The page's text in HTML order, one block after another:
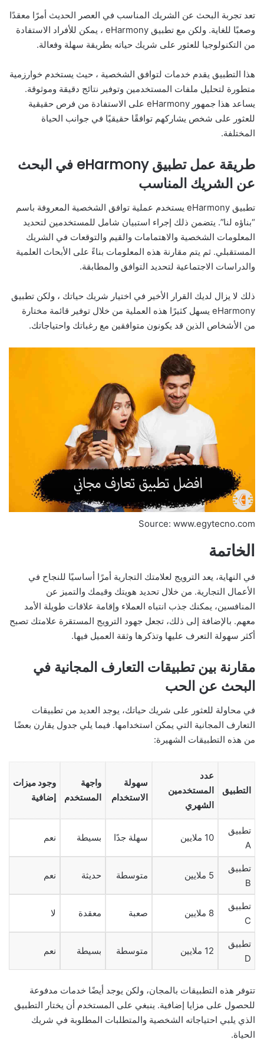
تعد تجربة البحث عن الشريك المناسب في العصر الحديث أمرًا معقدًا
وصعبًا للغاية. ولكن مع تطبيق eHarmony ، يمكن للأفراد الاستفادة
من التكنولوجيا للعثور على شريك حياته بطريقة سهلة وفعالة.
هذا التطبيق يقدم خدمات لتوافق الشخصية ، حيث يستخدم خوارزمية
متطورة لتحليل ملفات المستخدمين وتوفير نتائج دقيقة وموثوقة.
يساعد هذا جمهور eHarmony على الاستفادة من فرص حقيقية
للعثور على شخص يشاركهم توافقًا حقيقيًا في جوانب الحياة
المختلفة.
طريقة عمل تطبيق eHarmony في البحث
عن الشريك المناسب
تطبيق eHarmony يستخدم عملية توافق الشخصية المعروفة باسم
“بناؤه لنا”. يتضمن ذلك إجراء استبيان شامل للمستخدمين لتحديد
المعلومات الشخصية والاهتمامات والقيم والتوقعات في الشريك
المستقبلي. ثم يتم مقارنة هذه المعلومات بناءً على الأبحاث العلمية
والدراسات الاجتماعية لتحديد التوافق والمطابقة.
ذلك لا يزال لديك القرار الأخير في اختيار شريك حياتك ، ولكن تطبيق
eHarmony يسهل كثيرًا هذه العملية من خلال توفير قائمة مختارة
من الأشخاص الذين قد يكونون متوافقين مع رغباتك واحتياجاتك.
Source: www.egytecno.com
الخاتمة
في النهاية، يعد الترويج لعلامتك التجارية أمرًا أساسيًا للنجاح في
الأعمال التجارية. من خلال تحديد هويتك وقيمك والتميز عن
المنافسين، يمكنك جذب انتباه العملاء وإقامة علاقات طويلة الأمد
معهم. بالإضافة إلى ذلك، تجعل جهود الترويج المستقرة علامتك تصبح
أكثر سهولة التعرف عليها وتذكرها وثقة العميل فيها.
مقارنة بين تطبيقات التعارف المجانية في
البحث عن الحب
في محاولة للعثور على شريك حياتك، يوجد العديد من تطبيقات
التعارف المجانية التي يمكن استخدامها. فيما يلي جدول يقارن بعضًا
من هذه التطبيقات الشهيرة:
التطبيق
عدد
المستخدمين
الشهري
سهولة
الاستخدام
واجهة
المستخدم
وجود ميزات
إضافية
تطبيق
A
10 ملايين سهلة جدًا بسيطة نعم
تطبيق
B
5 ملايين متوسطة حديثة نعم
تطبيق
C
8 ملايين صعبة معقدة لا
تطبيق
D
12 ملايين متوسطة بسيطة نعم
تتوفر هذه التطبيقات بالمجان، ولكن يوجد أيضًا خدمات مدفوعة
للحصول على مزايا إضافية. ينبغي على المستخدم أن يختار التطبيق
الذي يلبي احتياجاته الشخصية والمتطلبات المطلوبة في شريك
الحياة.